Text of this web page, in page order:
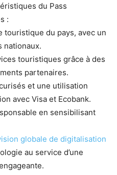
du Pass
:
touristique du pays, avec un
nationaux.
touristiques grâce à des
partenaires.
et une utilisation
avec Visa et Ecobank.
en sensibilisant
globale de digitalisation
au service d’une